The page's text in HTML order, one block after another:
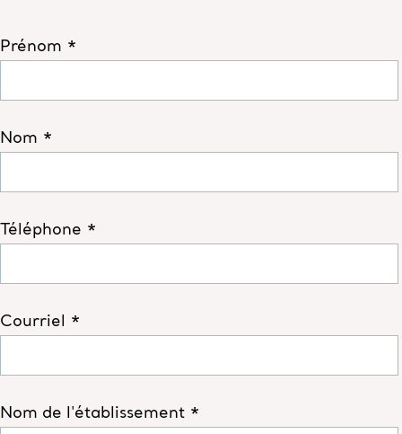
Prénom *
Nom *
Téléphone *
Courriel *
Nom de l'établissement *